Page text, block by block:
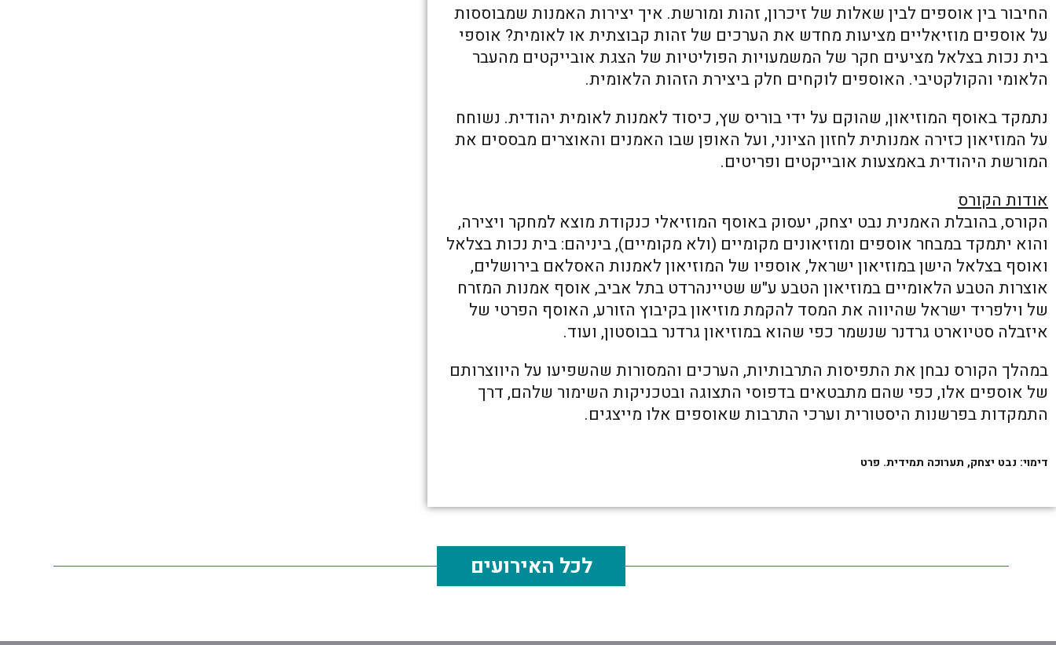
החיבור בין אוספים לבין שאלות של זיכרון, זהות ומורשת. איך יצירות האמנות שמבוססות
על אוספים מוזיאליים מציעות מחדש את הערכים של זהות קבוצתית או לאומית? אוספי
בית נכות בצלאל מציעים חקר של המשמעויות הפוליטיות של הצגת אובייקטים מהעבר
הלאומי והקולקטיבי. האוספים לוקחים חלק ביצירת הזהות הלאומית.
נתמקד באוסף המוזיאון, שהוקם על ידי בוריס שץ, כיסוד לאמנות לאומית יהודית. נשוחח
על המוזיאון כזירה אמנותית לחזון הציוני, ועל האופן שבו האמנים והאוצרים מבססים את
המורשת היהודית באמצעות אובייקטים ופריטים.
אודות הקורס
הקורס, בהובלת האמנית נבט יצחק, יעסוק באוסף המוזיאלי כנקודת מוצא למחקר ויצירה,
והוא יתמקד במבחר אוספים ומוזיאונים מקומיים (ולא מקומיים), ביניהם: בית נכות בצלאל
ואוסף בצלאל הישן במוזיאון ישראל, אוספיו של המוזיאון לאמנות האסלאם בירושלים,
אוצרות הטבע הלאומיים במוזיאון הטבע ע"ש שטיינהרדט בתל אביב, אוסף אמנות המזרח
של וילפריד ישראל שהיווה את המסד להקמת מוזיאון בקיבוץ הזורע, האוסף הפרטי של
איזבלה סטיוארט גרדנר שנשמר כפי שהוא במוזיאון גרדנר בבוסטון, ועוד.
במהלך הקורס נבחן את התפיסות התרבותיות, הערכים והמסורות שהשפיעו על היווצרותם
של אוספים אלו, כפי שהם מתבטאים בדפוסי התצוגה ובטכניקות השימור שלהם, דרך
התמקדות בפרשנות היסטורית וערכי התרבות שאוספים אלו מייצגים.
דימוי: נבט יצחק, תערוכה תמידית. פרט
לכל האירועים